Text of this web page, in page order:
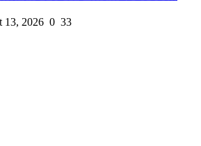
13, 2026 0 33